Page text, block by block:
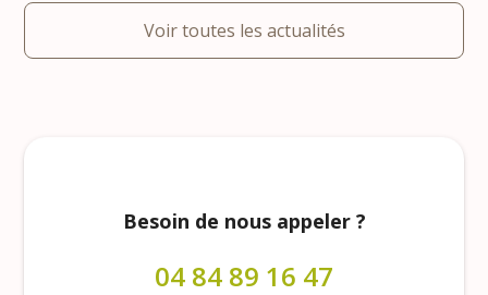
Voir toutes les actualités
Besoin de nous appeler ?
04 84 89 16 47